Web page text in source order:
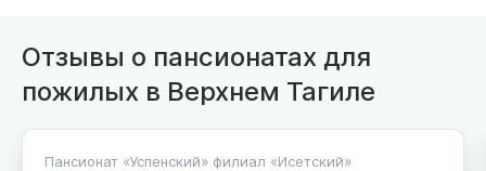
Отзывы о пансионатах для
пожилых в Верхнем Тагиле
Пансионат «Успенский» филиал «Исетский»